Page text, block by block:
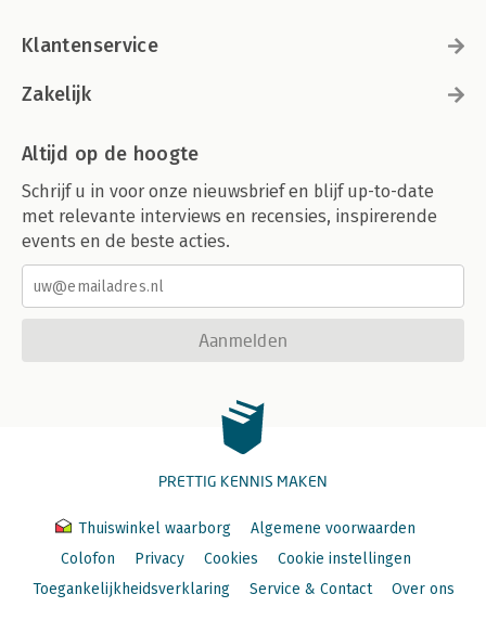
Klantenservice
Zakelijk
Altijd op de hoogte
Schrijf u in voor onze nieuwsbrief en blijf up-to-date
met relevante interviews en recensies, inspirerende
events en de beste acties.
Aanmelden
PRETTIG KENNIS MAKEN
Thuiswinkel waarborg
Algemene voorwaarden
Colofon
Privacy Cookies
Cookie instellingen
Toegankelijkheidsverklaring
Service & Contact Over ons